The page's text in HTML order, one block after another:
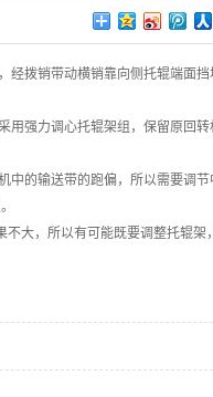
拨销带动横销靠向侧托辊端面
力调心托辊架组，保留原回转
的输送带的跑偏，所以需要调
大，所以有可能既要调整托辊